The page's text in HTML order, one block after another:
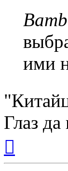
ими
Глаз
началу